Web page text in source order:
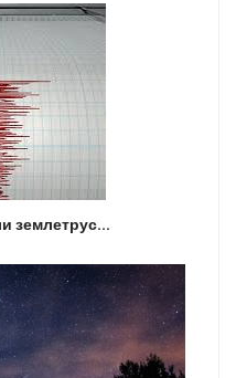
землетрус...